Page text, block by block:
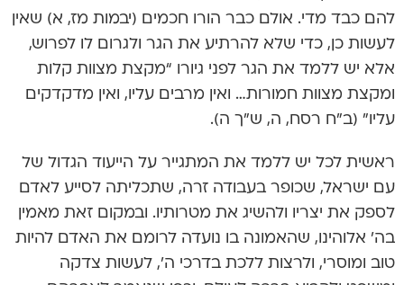
להם כבד מדי. אולם כבר הורו חכמים (יבמות מז, א) שאין
לעשות כן, כדי שלא להרתיע את הגר ולגרום לו לפרוש,
אלא יש ללמד את הגר לפני גיורו “מקצת מצוות קלות
ומקצת מצוות חמורות… ואין מרבים עליו, ואין מדקדקים
עליו” (ב”ח רסח, ה, ש”ך ה).
ראשית לכל יש ללמד את המתגייר על הייעוד הגדול של
עם ישראל, שכופר בעבודה זרה, שתכליתה לסייע לאדם
לספק את יצריו ולהשיג את מטרותיו. ובמקום זאת מאמין
בה’ אלוהינו, שהאמונה בו נועדה לרומם את האדם להיות
טוב ומוסרי, ולרצות ללכת בדרכי ה’, לעשות צדקה